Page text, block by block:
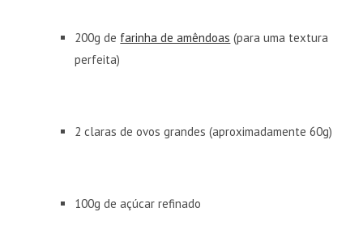
200g de farinha de amêndoas (para uma textura
perfeita)
2 claras de ovos grandes (aproximadamente 60g)
100g de açúcar refinado